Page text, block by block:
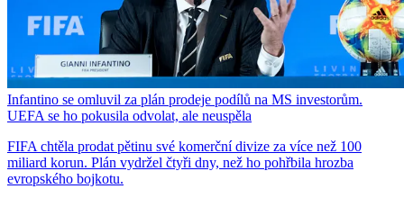
Infantino se omluvil za plán prodeje podílů na MS investorům.
UEFA se ho pokusila odvolat, ale neuspěla
FIFA chtěla prodat pětinu své komerční divize za více než 100
miliard korun. Plán vydržel čtyři dny, než ho pohřbila hrozba
evropského bojkotu.